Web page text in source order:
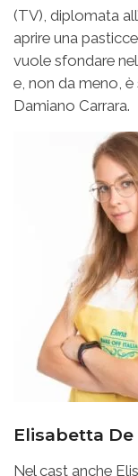
(TV), diplomata
aprire una
vuole sfondare
e, non da meno,
Damiano Carrara.
Elisabetta
Nel cast anche